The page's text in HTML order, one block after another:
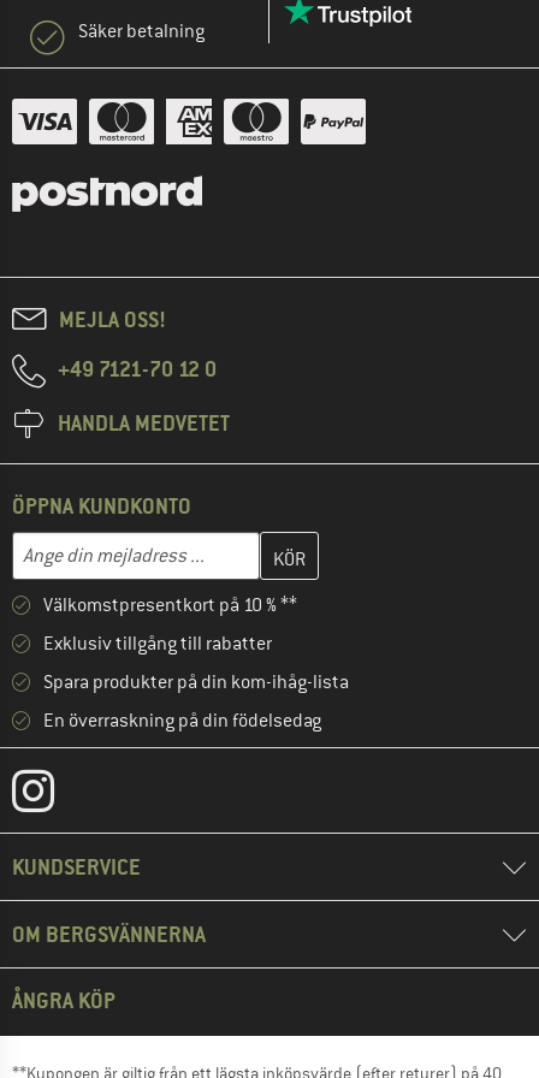
Säker betalning
MEJLA OSS!
+49 7121-70 12 0
HANDLA MEDVETET
ÖPPNA KUNDKONTO
Mejladress
Skriv in din e-postadress här och skapa ditt kundkonto i nästa
Välkomstpresentkort på 10 % **
Exklusiv tillgång till rabatter
Spara produkter på din kom-ihåg-lista
En överraskning på din födelsedag
KUNDSERVICE
OM BERGSVÄNNERNA
ÅNGRA KÖP
**Kupongen är giltig från ett lägsta inköpsvärde (efter returer) på 40